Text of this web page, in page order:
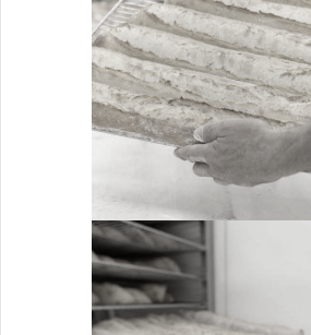
CONTRÔLE
Cuisson
ZOOM
MISE EN ROLL